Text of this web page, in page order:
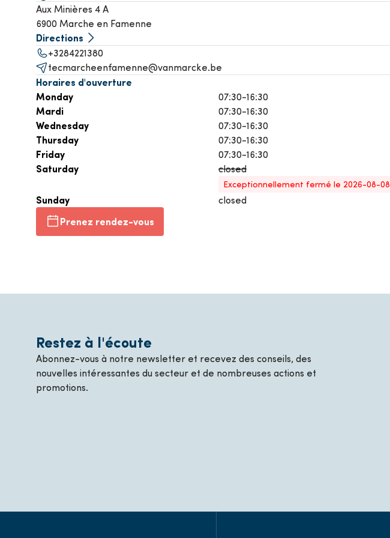
Climatisation
Voir tous les produits
Aux Minières 4 A
6900 Marche en Famenne
Directions
+3284221380
tecmarcheenfamenne@vanmarcke.be
Horaires d'ouverture
Monday
07:30-16:30
Mardi 07:30-16:30
Wednesday 07:30-16:30
Thursday 07:30-16:30
Friday 07:30-16:30
Saturday closed
Exceptionnellement fermé le 2026-08-08
Sunday closed
Prenez rendez-vous
Restez à l'écoute
Abonnez-vous à notre newsletter et recevez des conseils, des
nouvelles intéressantes du secteur et de nombreuses actions et
promotions.